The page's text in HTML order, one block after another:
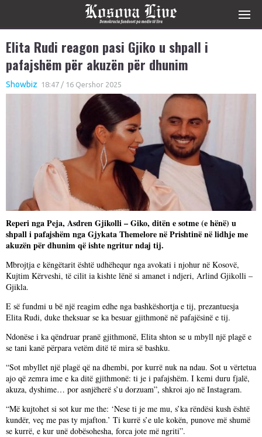
Elita Rudi reagon pasi Gjiko u shpall i
pafajshëm për akuzën për dhunim
Showbiz 18:47 / 16 Qershor 2025
Reperi nga Peja, Asdren Gjikolli – Giko, ditën e sotme (e hënë) u
shpall i pafajshëm nga Gjykata Themelore në Prishtinë në lidhje me
akuzën për dhunim që ishte ngritur ndaj tij.
Mbrojtja e këngëtarit është udhëhequr nga avokati i njohur në Kosovë,
Kujtim Kërveshi, të cilit ia kishte lënë si amanet i ndjeri, Arlind Gjikolli –
Gjikla.
E së fundmi u bë një reagim edhe nga bashkëshortja e tij, prezantuesja
Elita Rudi, duke theksuar se ka besuar gjithmonë në pafajësinë e tij.
Ndonëse i ka qëndruar pranë gjithmonë, Elita shton se u mbyll një plagë e
se tani kanë përpara vetëm ditë të mira së bashku.
“Sot mbyllet një plagë që na dhembi, por kurrë nuk na ndau. Sot u vërtetua
ajo që zemra ime e ka ditë gjithmonë: ti je i pafajshëm. I kemi duru fjalë,
akuza, dyshime… por asnjëherë s’u dorzuam”, shkroi ajo në Instagram.
“Më kujtohet si sot kur me the: ‘Nese ti je me mu, s’ka rëndësi kush është
kundër, veç me pas ty mjafton.’ Ti kurrë s’e ule kokën, punove më shumë
se kurrë, e kur unë dobësohesha, forca jote më ngriti”.